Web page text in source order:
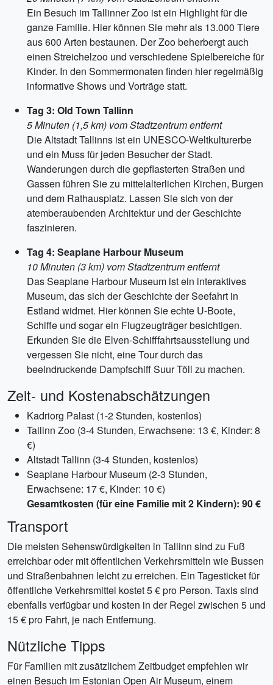
Ein Besuch im Tallinner Zoo ist ein Highlight für die
ganze Familie. Hier können Sie mehr als 13.000 Tiere
aus 600 Arten bestaunen. Der Zoo beherbergt auch
einen Streichelzoo und verschiedene Spielbereiche für
Kinder. In den Sommermonaten finden hier regelmäßig
informative Shows und Vorträge statt.
Tag 3: Old Town Tallinn
5 Minuten (1,5 km) vom Stadtzentrum entfernt
Die Altstadt Tallinns ist ein UNESCO-Weltkulturerbe
und ein Muss für jeden Besucher der Stadt.
Wanderungen durch die gepflasterten Straßen und
Gassen führen Sie zu mittelalterlichen Kirchen, Burgen
und dem Rathausplatz. Lassen Sie sich von der
atemberaubenden Architektur und der Geschichte
faszinieren.
Tag 4: Seaplane Harbour Museum
10 Minuten (3 km) vom Stadtzentrum entfernt
Das Seaplane Harbour Museum ist ein interaktives
Museum, das sich der Geschichte der Seefahrt in
Estland widmet. Hier können Sie echte U-Boote,
Schiffe und sogar ein Flugzeugträger besichtigen.
Erkunden Sie die Elven-Schifffahrtsausstellung und
vergessen Sie nicht, eine Tour durch das
beeindruckende Dampfschiff Suur Tõll zu machen.
Zeit- und Kostenabschätzungen
Kadriorg Palast (1-2 Stunden, kostenlos)
Tallinn Zoo (3-4 Stunden, Erwachsene: 13 €, Kinder: 8
€)
Altstadt Tallinn (3-4 Stunden, kostenlos)
Seaplane Harbour Museum (2-3 Stunden,
Erwachsene: 17 €, Kinder: 10 €)
Gesamtkosten (für eine Familie mit 2 Kindern): 90 €
Transport
Die meisten Sehenswürdigkeiten in Tallinn sind zu Fuß
erreichbar oder mit öffentlichen Verkehrsmitteln wie Bussen
und Straßenbahnen leicht zu erreichen. Ein Tagesticket für
öffentliche Verkehrsmittel kostet 5 € pro Person. Taxis sind
ebenfalls verfügbar und kosten in der Regel zwischen 5 und
15 € pro Fahrt, je nach Entfernung.
Nützliche Tipps
Für Familien mit zusätzlichem Zeitbudget empfehlen wir
einen Besuch im Estonian Open Air Museum, einem